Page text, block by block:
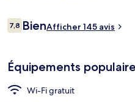
Avis
voyageurs
7,87,8 sur 10
BienAfficher 145 avis
Équipements
Wi-Fi gratuit